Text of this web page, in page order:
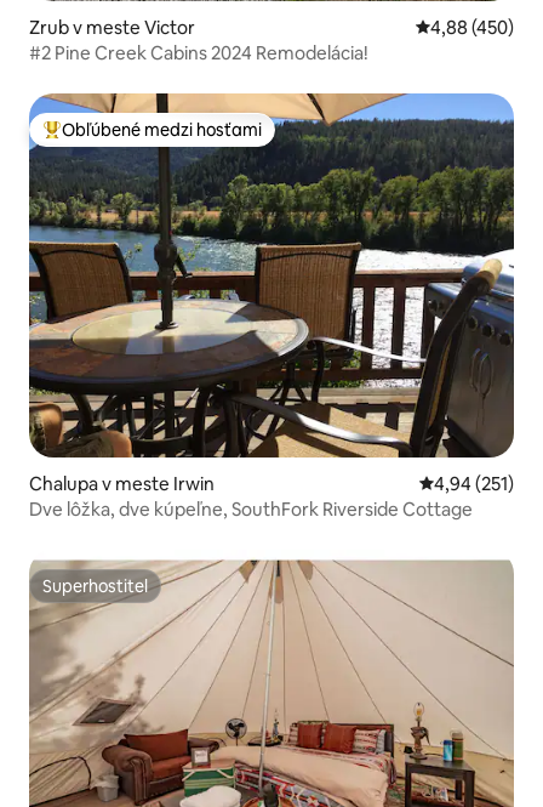
Zrub v meste Victor Priemerné
4,88 (450)
#2 Pine Creek Cabins 2024 Remodelácia!
Najobľúbenejšie medzi hosťami
Obľúbené medzi hosťami
Chalupa v meste Irwin Priemerné
4,94 (251)
Dve lôžka, dve kúpeľne, SouthFork Riverside Cottage
Superhostiteľ
Superhostiteľ